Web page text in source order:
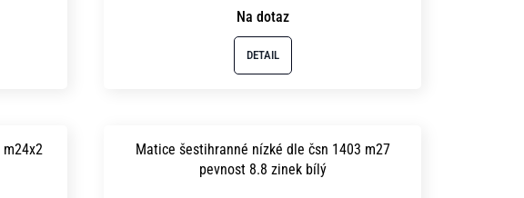
Na dotaz
DETAIL
Matice šestihranné nízké dle čsn 1403 m27
pevnost 8.8 zinek bílý